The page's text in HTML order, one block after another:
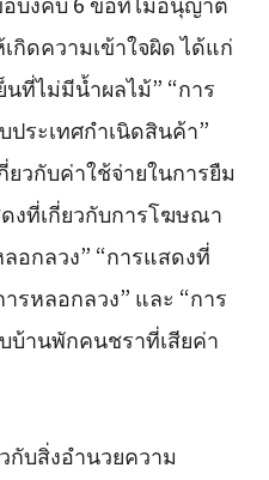
กิดความเข้าใจผิด ได้แก่
นที่ไม่มีน้ำผลไม้” “การ
ประเทศกำเนิดสินค้า”
วกับค่าใช้จ่ายในการยืม
งที่เกี่ยวกับการโฆษณา
อกลวง” “การแสดงที่
รหลอกลวง” และ “การ
บ้านพักคนชราที่เสียค่า
กับสิ่งอำนวยความ